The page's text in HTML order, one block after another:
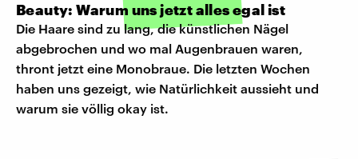
Beauty: Warum uns jetzt alles egal ist
Die Haare sind zu lang, die künstlichen Nägel
abgebrochen und wo mal Augenbrauen waren,
thront jetzt eine Monobraue. Die letzten Wochen
haben uns gezeigt, wie Natürlichkeit aussieht und
warum sie völlig okay ist.